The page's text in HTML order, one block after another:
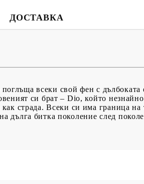
ДОСТАВКА
всеки свой фен с дълбоката
си брат – Dio, който
страда. Всеки си има граница
дълга битка поколение след